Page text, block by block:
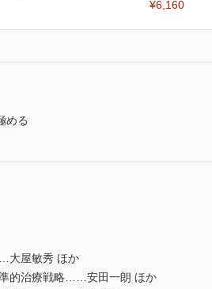
¥6,160
める
大屋敏秀 ほか
的治療戦略……安田一朗 ほか